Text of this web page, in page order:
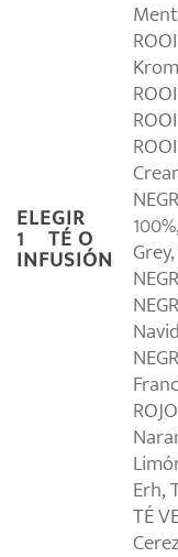
ELEGIR
1º TÉ O
INFUSIÓN
Erh,
TÉ